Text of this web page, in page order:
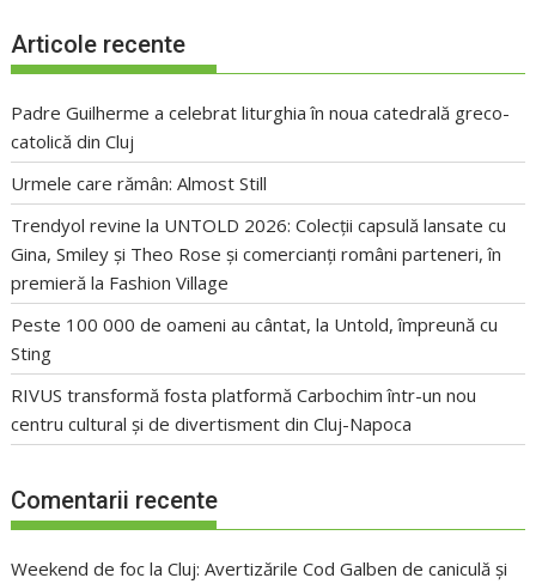
Articole recente
Padre Guilherme a celebrat liturghia în noua catedrală greco-
catolică din Cluj
Urmele care rămân: Almost Still
Trendyol revine la UNTOLD 2026: Colecții capsulă lansate cu
Gina, Smiley și Theo Rose și comercianți români parteneri, în
premieră la Fashion Village
Peste 100 000 de oameni au cântat, la Untold, împreună cu
Sting
RIVUS transformă fosta platformă Carbochim într-un nou
centru cultural și de divertisment din Cluj-Napoca
Comentarii recente
Weekend de foc la Cluj: Avertizările Cod Galben de caniculă și